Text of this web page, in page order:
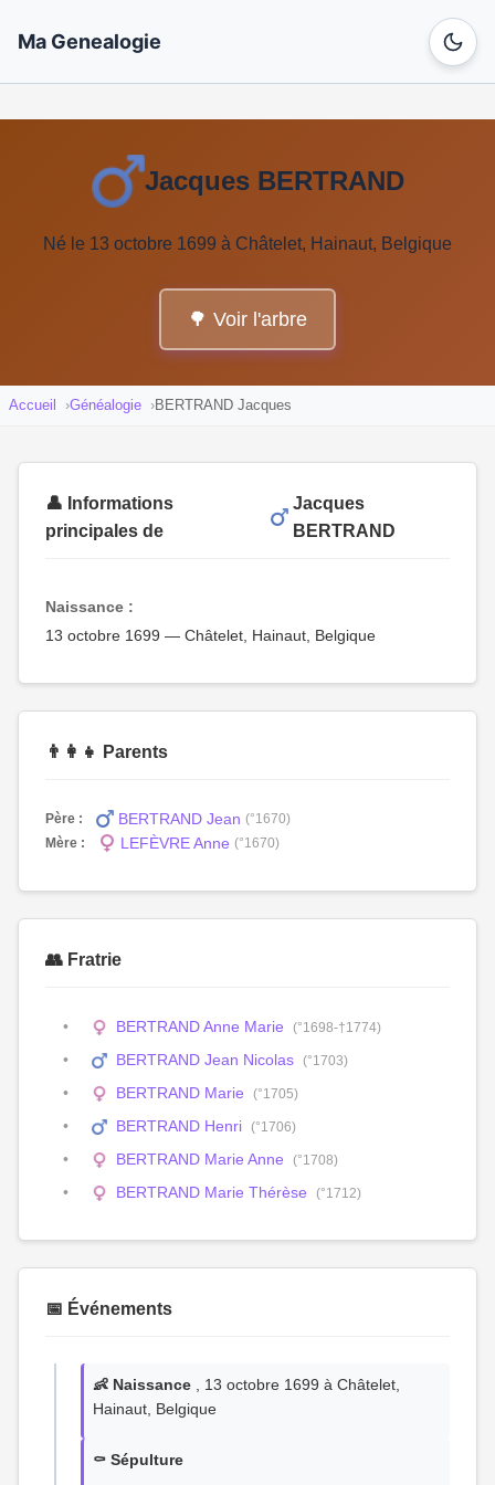
Ma Genealogie
Jacques BERTRAND
Né le 13 octobre 1699 à Châtelet, Hainaut, Belgique
🌳 Voir l'arbre
Accueil Généalogie BERTRAND Jacques
👤 Informations
principales de
Jacques
BERTRAND
Naissance :
13 octobre 1699 — Châtelet, Hainaut, Belgique
👨‍👩‍👧 Parents
Père : BERTRAND Jean (°1670)
Mère :
LEFÈVRE Anne (°1670)
👥 Fratrie
BERTRAND Anne Marie (°1698-†1774)
BERTRAND Jean Nicolas (°1703)
BERTRAND Marie (°1705)
BERTRAND Henri (°1706)
BERTRAND Marie Anne (°1708)
BERTRAND Marie Thérèse (°1712)
📅 Événements
👶 Naissance , 13 octobre 1699 à Châtelet,
Hainaut, Belgique
⚰️ Sépulture